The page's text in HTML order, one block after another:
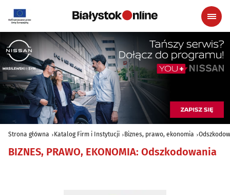
Strona główna Katalog Firm i Instytucji Biznes, prawo, ekonomia
BIZNES, PRAWO, EKONOMIA: Odszkodowania